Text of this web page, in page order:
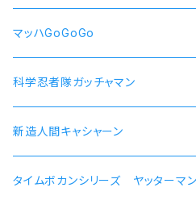
【シルフィエット】腕時計 本数限定
【ルイジェルド】腕時計 本数限定
【パウロ・グレイラッド】腕時計 本
【オルステッド】腕時計 本数限定
紅
ラン モデル
かにこ
マッハGoGoGo 55周年記念モデル
科学忍者隊ガッチャマン 50周年記
新造人間キャシャーン 50周年記念
タイムボカンシリーズ ヤッターマン
マッハGoGoGo
科学忍者隊ガッチャマン
新造人間キャシャーン
タイムボカンシリーズ ヤッターマン